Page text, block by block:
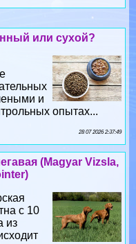
или сухой?
и
опытах...
28 07 2026 2:37:49
(Magyar Vizsla,
с 10
из